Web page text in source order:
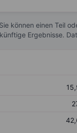
können einen Teil
Ergebnisse.